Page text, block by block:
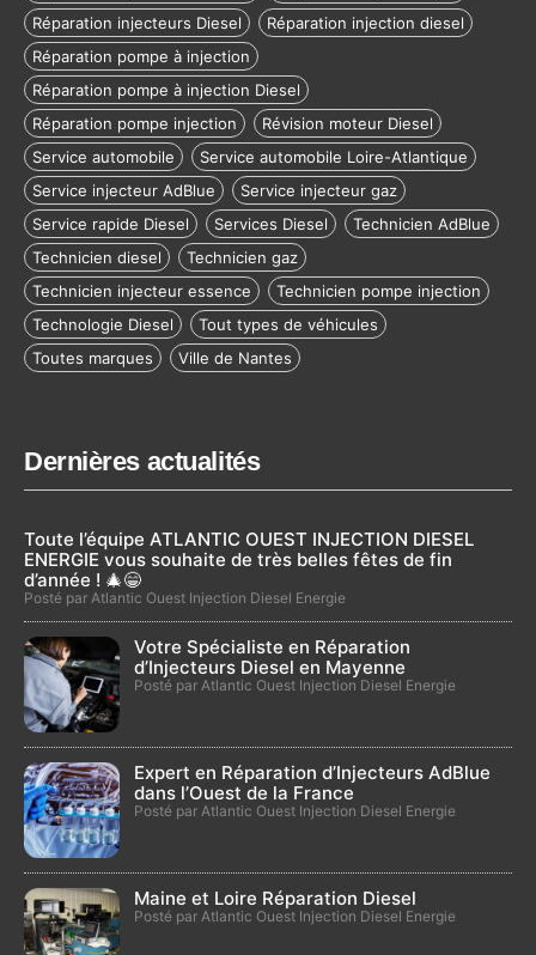
Réparation injecteurs Diesel
Réparation injection diesel
Réparation pompe à injection
Réparation pompe à injection Diesel
Réparation pompe injection
Révision moteur Diesel
Service automobile
Service automobile Loire-Atlantique
Service injecteur AdBlue
Service injecteur gaz
Service rapide Diesel
Services Diesel
Technicien AdBlue
Technicien diesel
Technicien gaz
Technicien injecteur essence
Technicien pompe injection
Technologie Diesel
Tout types de véhicules
Toutes marques
Ville de Nantes
Dernières actualités
Toute l’équipe ATLANTIC OUEST INJECTION DIESEL
ENERGIE vous souhaite de très belles fêtes de fin
d’année ! 🎄😁
Posté par Atlantic Ouest Injection Diesel Energie
Votre Spécialiste en Réparation
d’Injecteurs Diesel en Mayenne
Posté par Atlantic Ouest Injection Diesel Energie
Expert en Réparation d’Injecteurs AdBlue
dans l’Ouest de la France
Posté par Atlantic Ouest Injection Diesel Energie
Maine et Loire Réparation Diesel
Posté par Atlantic Ouest Injection Diesel Energie